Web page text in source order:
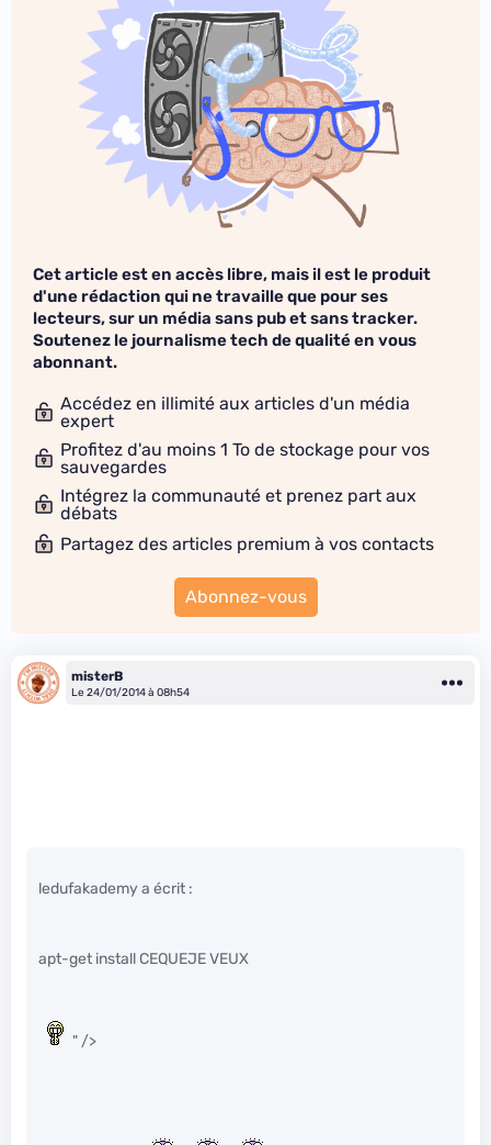
Cet article est en accès libre, mais il est le produit
d'une rédaction qui ne travaille que pour ses
lecteurs, sur un média sans pub et sans tracker.
Soutenez le journalisme tech de qualité en vous
abonnant.
Accédez en illimité aux articles d'un média
expert
Profitez d'au moins 1 To de stockage pour vos
sauvegardes
Intégrez la communauté et prenez part aux
débats
Partagez des articles premium à vos contacts
Abonnez-vous
misterB
Le 24/01/2014 à 08h54
ledufakademy a écrit :
apt-get install CEQUEJE VEUX
" />